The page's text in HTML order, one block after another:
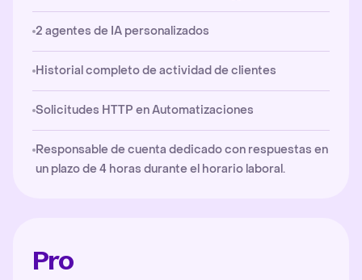
2 agentes de IA personalizados
Historial completo de actividad de clientes
Solicitudes HTTP en Automatizaciones
Responsable de cuenta dedicado con respuestas en
un plazo de 4 horas durante el horario laboral.
Pro